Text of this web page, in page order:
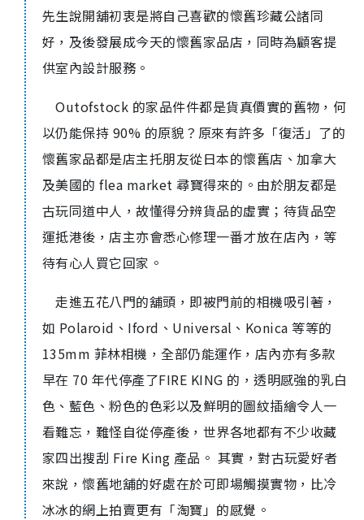
先生說開舖初衷是將自己喜歡的懷舊珍藏公諸同
好，及後發展成今天的懷舊家品店，同時為顧客提
供室內設計服務。
Outofstock 的家品件件都是貨真價實的舊物，何
以仍能保持 90% 的原貌？原來有許多「復活」了的
懷舊家品都是店主托朋友從日本的懷舊店、加拿大
及美國的 flea market 尋寶得來的。由於朋友都是
古玩同道中人，故懂得分辨貨品的虛實；待貨品空
運抵港後，店主亦會悉心修理一番才放在店內，等
待有心人買它回家。
走進五花八門的舖頭，即被門前的相機吸引著，
如 Polaroid、Iford、Universal、Konica 等等的
135mm 菲林相機，全部仍能運作，店內亦有多款
早在 70 年代停產了FIRE KING 的，透明感強的乳白
色、藍色、粉色的色彩以及鮮明的圖紋插繪令人一
看難忘，難怪自從停產後，世界各地都有不少收藏
家四出搜刮 Fire King 產品。 其實，對古玩愛好者
來說，懷舊地舖的好處在於可即場觸摸實物，比冷
冰冰的網上拍賣更有「淘寶」的感覺。